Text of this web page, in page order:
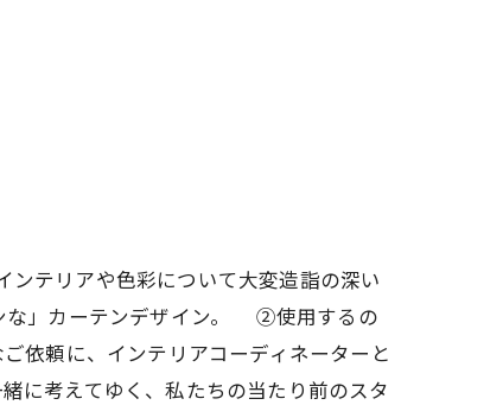
テリアや色彩について大変造詣の深い
」カーテンデザイン。
②使用するの
依頼に、インテリアコーディネーターと
に考えてゆく、私たちの当たり前のスタ